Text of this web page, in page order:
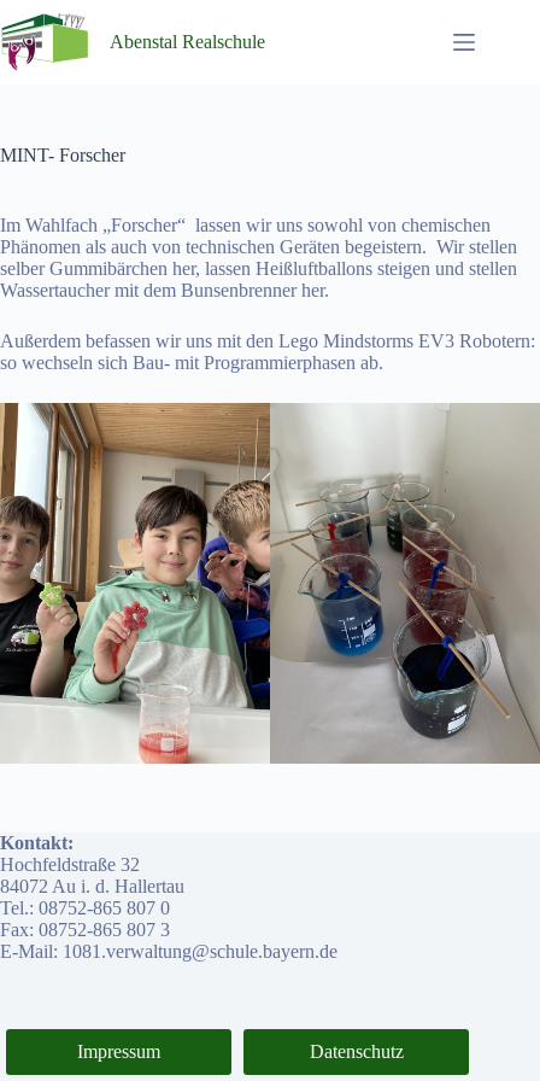
Inhalt
springen
Abenstal Realschule
MINT- Forscher
Im Wahlfach „Forscher“ lassen wir uns sowohl von chemischen
Phänomen als auch von technischen Geräten begeistern. Wir stellen
selber Gummibärchen her, lassen Heißluftballons steigen und stellen
Wassertaucher mit dem Bunsenbrenner her.
Außerdem befassen wir uns mit den Lego Mindstorms EV3 Robotern:
so wechseln sich Bau- mit Programmierphasen ab.
Kontakt:
Hochfeldstraße 32
84072 Au i. d. Hallertau
Tel.: 08752-865 807 0
Fax: 08752-865 807 3
E-Mail: 1081.verwaltung@schule.bayern.de
Impressum Datenschutz